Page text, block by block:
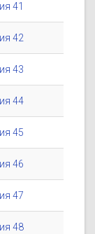
41
42
43
44
45
46
47
48